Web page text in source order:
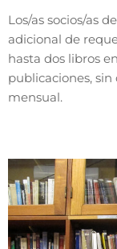
Los/as socios/as
adicional de
hasta dos libros
publicaciones,
mensual.